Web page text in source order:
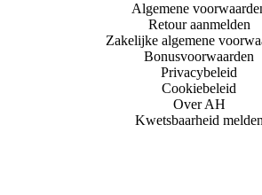
Algemene
Retour aanmelden
Zakelijke algemene
Bonusvoorwaarden
Privacybeleid
Cookiebeleid
Over AH
Kwetsbaarheid